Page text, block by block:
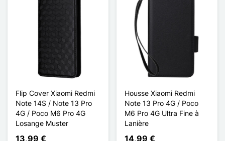
Flip Cover Xiaomi Redmi
Note 14S / Note 13 Pro
4G / Poco M6 Pro 4G
Losange Muster
13,99 €
Housse Xiaomi Redmi
Note 13 Pro 4G / Poco
M6 Pro 4G Ultra Fine à
Lanière
14,99 €